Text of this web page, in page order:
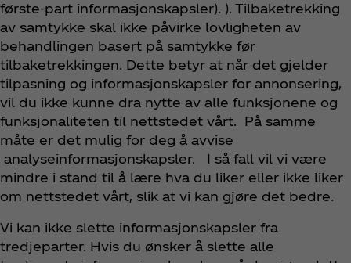
første-part informasjonskapsler). ). Tilbaketrekking
av samtykke skal ikke påvirke lovligheten av
behandlingen basert på samtykke før
tilbaketrekkingen. Dette betyr at når det gjelder
tilpasning og informasjonskapsler for annonsering,
vil du ikke kunne dra nytte av alle funksjonene og
funksjonaliteten til nettstedet vårt. På samme
måte er det mulig for deg å avvise
analyseinformasjonskapsler. I så fall vil vi være
mindre i stand til å lære hva du liker eller ikke liker
om nettstedet vårt, slik at vi kan gjøre det bedre.
Vi kan ikke slette informasjonskapsler fra
tredjeparter. Hvis du ønsker å slette alle